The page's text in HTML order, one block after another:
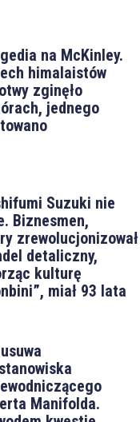
na McKinley.
himalaistów
zginęło
jednego
Suzuki nie
Biznesmen,
zrewolucjonizował
detaliczny,
kulturę
miał 93 lata
Manifolda.